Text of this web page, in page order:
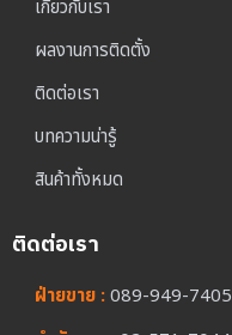
เกี่ยวกับเรา
ผลงานการติดตั้ง
ติดต่อเรา
บทความน่ารู้
สินค้าทั้งหมด
ติดต่อเรา
ฝ่ายขาย :089-949-7405